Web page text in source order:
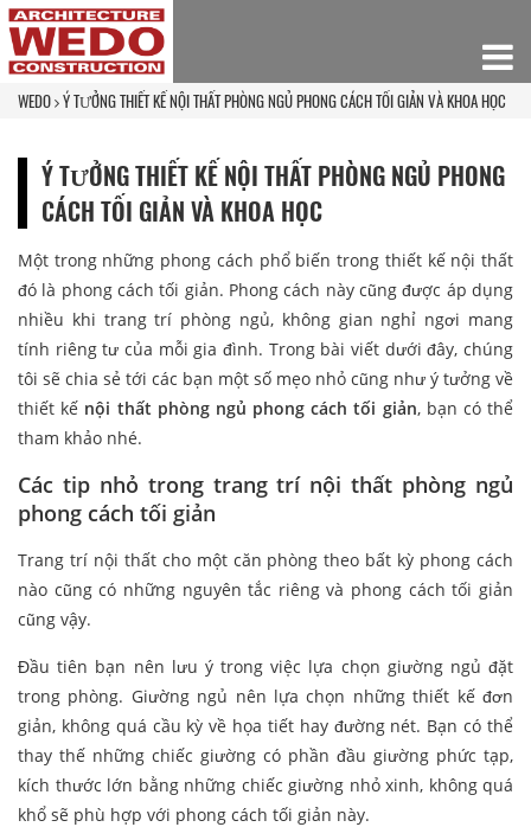
WEDO Ý TƯỞNG THIẾT KẾ NỘI THẤT PHÒNG NGỦ PHONG CÁCH TỐI GIẢN VÀ KHOA HỌC
Ý TƯỞNG THIẾT KẾ NỘI THẤT PHÒNG NGỦ PHONG
CÁCH TỐI GIẢN VÀ KHOA HỌC
Một trong những phong cách phổ biến trong thiết kế nội thất
đó là phong cách tối giản. Phong cách này cũng được áp dụng
nhiều khi trang trí phòng ngủ, không gian nghỉ ngơi mang
tính riêng tư của mỗi gia đình. Trong bài viết dưới đây, chúng
tôi sẽ chia sẻ tới các bạn một số mẹo nhỏ cũng như ý tưởng về
thiết kế nội thất phòng ngủ phong cách tối giản, bạn có thể
tham khảo nhé.
Các tip nhỏ trong trang trí nội thất phòng ngủ
phong cách tối giản
Trang trí nội thất cho một căn phòng theo bất kỳ phong cách
nào cũng có những nguyên tắc riêng và phong cách tối giản
cũng vậy.
Đầu tiên bạn nên lưu ý trong việc lựa chọn giường ngủ đặt
trong phòng. Giường ngủ nên lựa chọn những thiết kế đơn
giản, không quá cầu kỳ về họa tiết hay đường nét. Bạn có thể
thay thế những chiếc giường có phần đầu giường phức tạp,
kích thước lớn bằng những chiếc giường nhỏ xinh, không quá
khổ sẽ phù hợp với phong cách tối giản này.